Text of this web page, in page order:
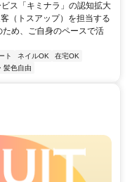
ス「キミナラ」の認知拡大
（トスアップ）を担当する
め、ご自身のペースで活
ト ネイルOK
在宅OK
髪色自由